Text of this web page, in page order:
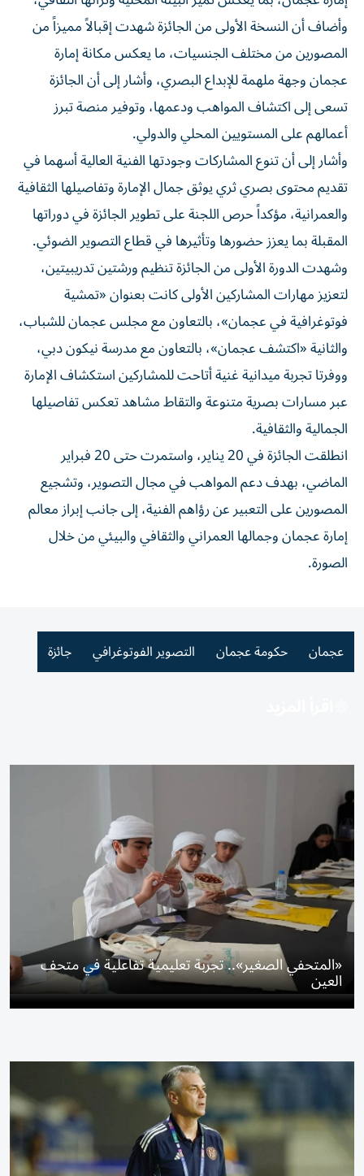
وأضاف أن النسخة الأولى من الجائزة شهدت إقبالاً مميزاً من
المصورين من مختلف الجنسيات، ما يعكس مكانة إمارة
عجمان وجهة ملهمة للإبداع البصري، وأشار إلى أن الجائزة
تسعى إلى اكتشاف المواهب ودعمها، وتوفير منصة تبرز
أعمالهم على المستويين المحلي والدولي.
وأشار إلى أن تنوع المشاركات وجودتها الفنية العالية أسهما في
تقديم محتوى بصري ثري يوثق جمال الإمارة وتفاصيلها الثقافية
والعمرانية، مؤكداً حرص اللجنة على تطوير الجائزة في دوراتها
المقبلة بما يعزز حضورها وتأثيرها في قطاع التصوير الضوئي.
وشهدت الدورة الأولى من الجائزة تنظيم ورشتين تدريبيتين،
لتعزيز مهارات المشاركين الأولى كانت بعنوان «تمشية
فوتوغرافية في عجمان»، بالتعاون مع مجلس عجمان للشباب،
والثانية «اكتشف عجمان»، بالتعاون مع مدرسة نيكون دبي،
ووفرتا تجربة ميدانية غنية أتاحت للمشاركين استكشاف الإمارة
عبر مسارات بصرية متنوعة والتقاط مشاهد تعكس تفاصيلها
الجمالية والثقافية.
انطلقت الجائزة في 20 يناير، واستمرت حتى 20 فبراير
الماضي، بهدف دعم المواهب في مجال التصوير، وتشجيع
المصورين على التعبير عن رؤاهم الفنية، إلى جانب إبراز معالم
إمارة عجمان وجمالها العمراني والثقافي والبيئي من خلال
الصورة.
عجمان حكومة عجمان التصوير الفوتوغرافي جائزة
«المتحفي الصغير».. تجربة تعليمية تفاعلية في متحف
العين